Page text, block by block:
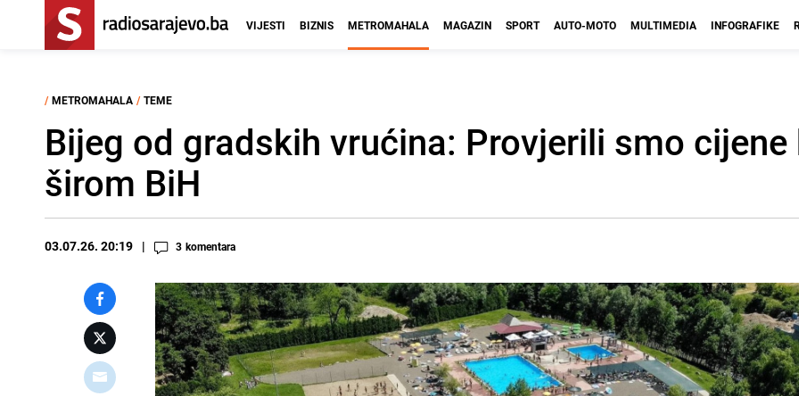
VIJESTI BIZNIS METROMAHALA MAGAZIN SPORT AUTO-MOTO MULTIMEDIA INFOGRAFIKE
/ METROMAHALA / TEME
Bijeg od gradskih vrućina: Provjerili smo cijene
širom BiH
03.07.26. 20:19 3 komentara